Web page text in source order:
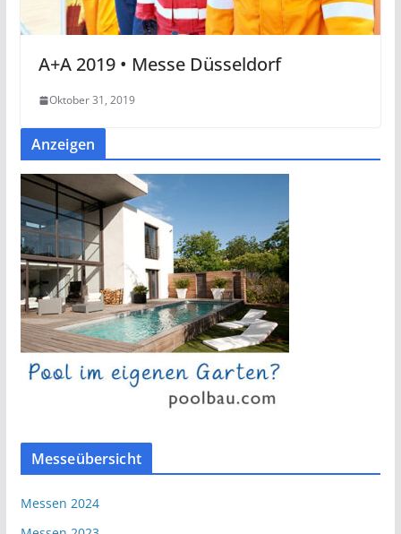
A+A 2019 • Messe Düsseldorf
Oktober 31, 2019
Anzeigen
Messeübersicht
Messen 2024